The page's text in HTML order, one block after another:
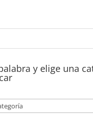
y elige una